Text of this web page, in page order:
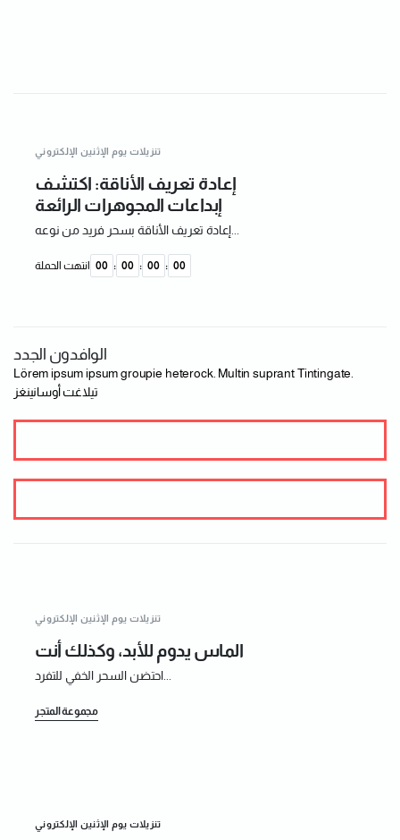
تنزيلات يوم الإثنين الإلكتروني
إعادة تعريف الأناقة: اكتشف
إبداعات المجوهرات الرائعة
انتهت الحملة 00 : 00 : 00 : 00
الوافدون الجدد
Lörem ipsum ipsum groupie heterock. Multin suprant Tintingate.
تيلاغت أوسانينغز
تنزيلات يوم الإثنين الإلكتروني
الماس يدوم للأبد، وكذلك أنت
مجموعة المتجر
تنزيلات يوم الإثنين الإلكتروني